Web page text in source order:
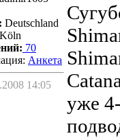
Deutschland
Köln
70
Aнкета
14:05
уже